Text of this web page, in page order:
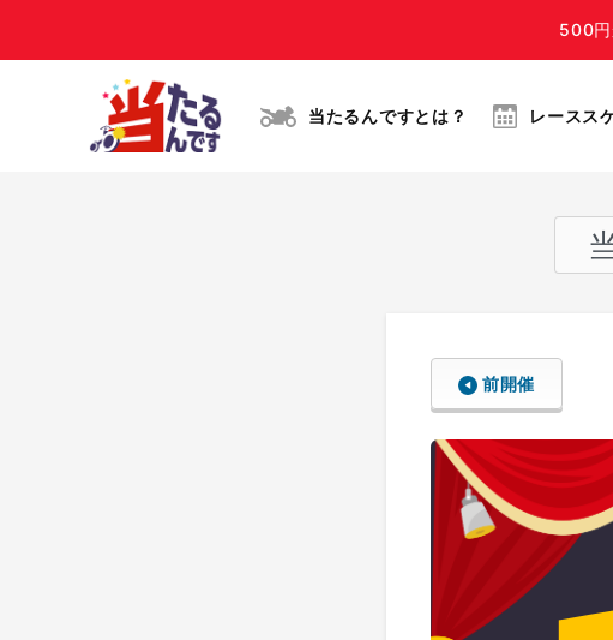
500円
当たるんですとは？ レースス
前開催